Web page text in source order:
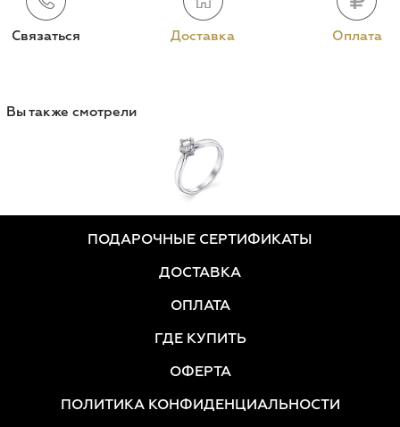
Связаться Доставка Оплата
Вы также смотрели
ПОДАРОЧНЫЕ СЕРТИФИКАТЫ
ДОСТАВКА
ОПЛАТА
ГДЕ КУПИТЬ
ОФЕРТА
ПОЛИТИКА КОНФИДЕНЦИАЛЬНОСТИ